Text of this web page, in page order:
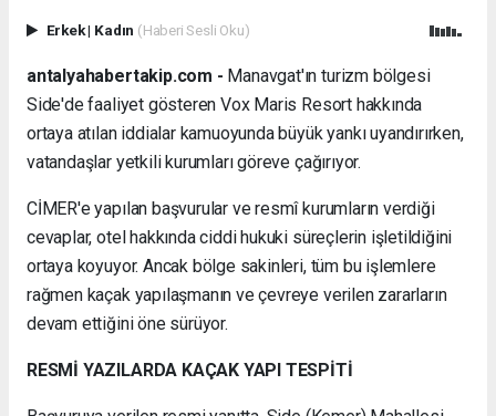
Erkek| Kadın (Haberi Sesli Oku)
antalyahabertakip.com - Manavgat'ın turizm bölgesi
Side'de faaliyet gösteren Vox Maris Resort hakkında
ortaya atılan iddialar kamuoyunda büyük yankı uyandırırken,
vatandaşlar yetkili kurumları göreve çağırıyor.
CİMER'e yapılan başvurular ve resmî kurumların verdiği
cevaplar, otel hakkında ciddi hukuki süreçlerin işletildiğini
ortaya koyuyor. Ancak bölge sakinleri, tüm bu işlemlere
rağmen kaçak yapılaşmanın ve çevreye verilen zararların
devam ettiğini öne sürüyor.
RESMİ YAZILARDA KAÇAK YAPI TESPİTİ